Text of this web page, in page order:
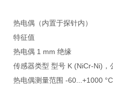
热电偶（内置于探针内）
特征值
热电偶 1 mm绝缘
传感器类型 型号 K (NiCr-Ni)
热电偶测量范围 -60...+1000 °C